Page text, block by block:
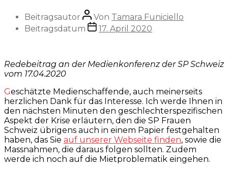
Beitragsautor Von Tamara Funiciello
Beitragsdatum
17. April 2020
Redebeitrag an der Medienkonferenz der SP Schweiz
vom 17.04.2020
Geschätzte Medienschaffende, auch meinerseits
herzlichen Dank für das Interesse. Ich werde Ihnen in
den nächsten Minuten den geschlechterspezifischen
Aspekt der Krise erläutern, den die SP Frauen
Schweiz übrigens auch in einem Papier festgehalten
haben, das Sie auf unserer Webseite finden, sowie die
Massnahmen, die daraus folgen sollten. Zudem
werde ich noch auf die Mietproblematik eingehen.